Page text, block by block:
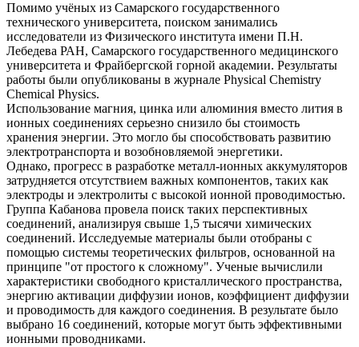
Помимо учёных из Самарского государственного
технического университета, поиском занимались
исследователи из Физического института имени П.Н.
Лебедева РАН, Самарского государственного медицинского
университета и Фрайбергской горной академии. Результаты
работы были опубликованы в журнале Physical Chemistry
Chemical Physics.
Использование магния, цинка или алюминия вместо лития в
ионных соединениях серьезно снизило бы стоимость
хранения энергии. Это могло бы способствовать развитию
электротранспорта и возобновляемой энергетики.
Однако, прогресс в разработке металл-ионных аккумуляторов
затрудняется отсутствием важных компонентов, таких как
электроды и электролиты с высокой ионной проводимостью.
Группа Кабанова провела поиск таких перспективных
соединений, анализируя свыше 1,5 тысячи химических
соединений. Исследуемые материалы были отобраны с
помощью системы теоретических фильтров, основанной на
принципе "от простого к сложному". Ученые вычислили
характеристики свободного кристаллического пространства,
энергию активации диффузии ионов, коэффициент диффузии
и проводимость для каждого соединения. В результате было
выбрано 16 соединений, которые могут быть эффективными
ионными проводниками.